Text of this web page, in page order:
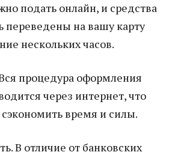
подать онлайн, и средства
переведены на вашу карту
нескольких часов.
процедура оформления
через интернет, что
сэкономить время и силы.
В отличие от банковских